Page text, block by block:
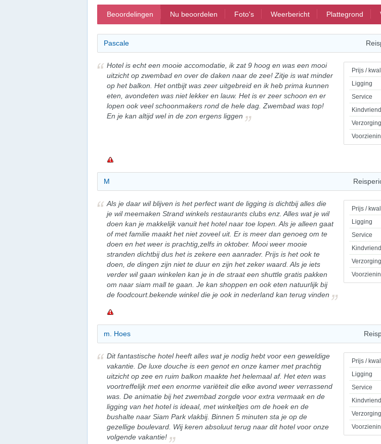
Beoordelingen Nu beoordelen Foto's Weerbericht Plattegrond
Pascale
Prijs /
Ligging
Service
Verzorging
Hotel is echt een mooie accomodatie, ik zat 9 hoog en was een mooi
uitzicht op zwembad en over de daken naar de zee! Zitje is wat minder
op het balkon. Het ontbijt was zeer uitgebreid en ik heb prima kunnen
eten, avondeten was niet lekker en lauw. Het is er zeer schoon en er
lopen ook veel schoonmakers rond de hele dag. Zwembad was top!
En je kan altijd wel in de zon ergens liggen
M
Prijs /
Ligging
Service
Verzorging
Als je daar wil blijven is het perfect want de ligging is dichtbij alles die
je wil meemaken Strand winkels restaurants clubs enz. Alles wat je wil
doen kan je makkelijk vanuit het hotel naar toe lopen. Als je alleen gaat
of met familie maakt het niet zoveel uit. Er is meer dan genoeg om te
doen en het weer is prachtig,zelfs in oktober. Mooi weer mooie
stranden dichtbij dus het is zekere een aanrader. Prijs is het ook te
doen, de dingen zijn niet te duur en zijn het zeker waard. Als je iets
verder wil gaan winkelen kan je in de straat een shuttle gratis pakken
om naar siam mall te gaan. Je kan shoppen en ook eten natuurlijk bij
de foodcourt.bekende winkel die je ook in nederland kan terug vinden
m. Hoes
Prijs /
Ligging
Service
Verzorging
Dit fantastische hotel heeft alles wat je nodig hebt voor een geweldige
vakantie. De luxe douche is een genot en onze kamer met prachtig
uitzicht op zee en ruim balkon maakte het helemaal af. Het eten was
voortreffelijk met een enorme variëteit die elke avond weer verrassend
was. De animatie bij het zwembad zorgde voor extra vermaak en de
ligging van het hotel is ideaal, met winkeltjes om de hoek en de
bushalte naar Siam Park vlakbij. Binnen 5 minuten sta je op de
gezellige boulevard. Wij keren absoluut terug naar dit hotel voor onze
volgende vakantie!